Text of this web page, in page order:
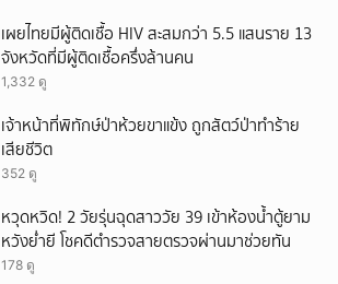
เผยไทยมีผู้ติดเชื้อ HIV สะสมกว่า 5.5 แสนราย 13
จังหวัดที่มีผู้ติดเชื้อครึ่งล้านคน
1,332 ดู
เจ้าหน้าที่พิทักษ์ป่าห้วยขาแข้ง ถูกสัตว์ป่าทำร้าย
เสียชีวิต
352 ดู
หวุดหวิด! 2 วัยรุ่นฉุดสาววัย 39 เข้าห้องน้ำตู้ยาม
หวังย่ำยี โชคดีตำรวจสายตรวจผ่านมาช่วยทัน
178 ดู